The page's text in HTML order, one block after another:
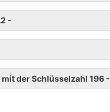
-
mit der Schlüsselzahl 196 -